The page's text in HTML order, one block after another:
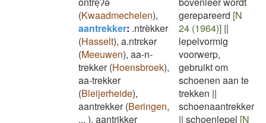
(Kwaadmechelen),
aantrekker: .ntrèkker
(Hasselt), a.ntrɛkər
(Meeuwen), aa-n-
trekker(Hoensbroek),
aa-trekker
(Bleijerheide),
aantrekker(Beringen,
... ), aantrikker
gerepareerd [N
24 (1964)] ||
lepelvormig
voorwerp,
gebruikt om
schoenen aan te
trekken ||
schoenaantrekker
|| schoenlepel [N